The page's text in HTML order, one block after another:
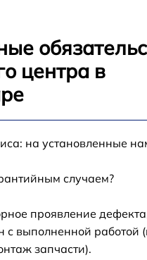
центра в
на установленные
случаем?
проявление
с выполненной работой
запчасти).